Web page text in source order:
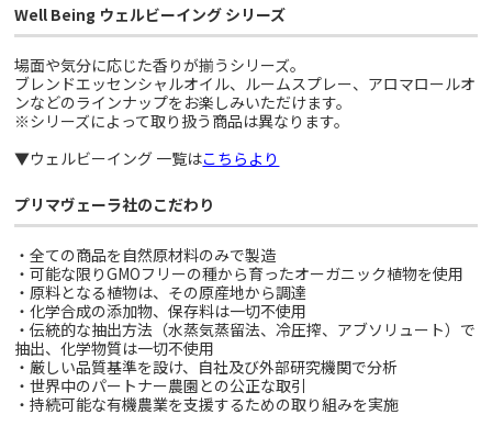
Well Being ウェルビーイング シリーズ
場面や気分に応じた香りが揃うシリーズ。
ブレンドエッセンシャルオイル、ルームスプレー、アロマロールオ
ンなどのラインナップをお楽しみいただけます。
※シリーズによって取り扱う商品は異なります。
▼ウェルビーイング 一覧はこちらより
プリマヴェーラ社のこだわり
・全ての商品を自然原材料のみで製造
・可能な限りGMOフリーの種から育ったオーガニック植物を使用
・原料となる植物は、その原産地から調達
・化学合成の添加物、保存料は一切不使用
・伝統的な抽出方法（水蒸気蒸留法、冷圧搾、アブソリュート）で
抽出、化学物質は一切不使用
・厳しい品質基準を設け、自社及び外部研究機関で分析
・世界中のパートナー農園との公正な取引
・持続可能な有機農業を支援するための取り組みを実施